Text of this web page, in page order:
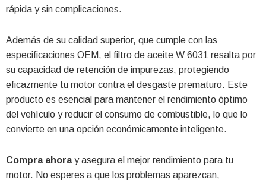
rápida y sin complicaciones.
Además de su calidad superior, que cumple con las
especificaciones OEM, el filtro de aceite W 6031 resalta por
su capacidad de retención de impurezas, protegiendo
eficazmente tu motor contra el desgaste prematuro. Este
producto es esencial para mantener el rendimiento óptimo
del vehículo y reducir el consumo de combustible, lo que lo
convierte en una opción económicamente inteligente.
Compra ahoray asegura el mejor rendimiento para tu
motor. No esperes a que los problemas aparezcan,